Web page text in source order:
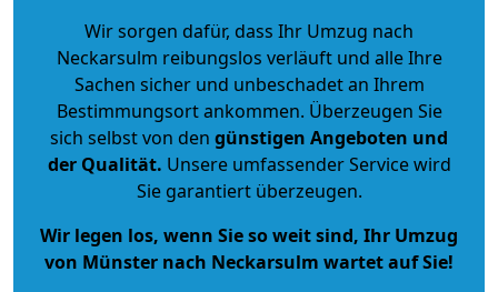
Wir sorgen dafür, dass Ihr Umzug nach
Neckarsulm reibungslos verläuft und alle Ihre
Sachen sicher und unbeschadet an Ihrem
Bestimmungsort ankommen. Überzeugen Sie
sich selbst von den günstigen Angeboten und
der Qualität. Unsere umfassender Service wird
Sie garantiert überzeugen.
Wir legen los, wenn Sie so weit sind, Ihr Umzug
von Münster nach Neckarsulm wartet auf Sie!